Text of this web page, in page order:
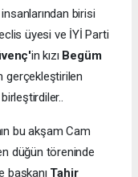
birisi
üyesi ve İYİ Parti
in kızı Begüm
gerçekleştirilen
bu akşam Cam
düğün töreninde
başkanı Tahir